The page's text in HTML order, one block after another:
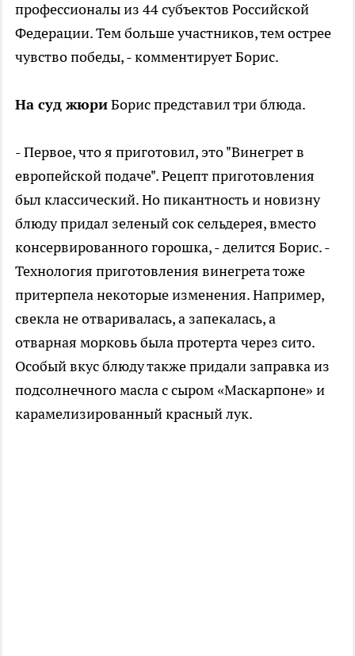
профессионалы из 44 субъектов Российской
Федерации. Тем больше участников, тем острее
чувство победы, - комментирует Борис.
На суд жюриБорис представил три блюда.
- Первое, что я приготовил, это "Винегрет в
европейской подаче". Рецепт приготовления
был классический. Но пикантность и новизну
блюду придал зеленый сок сельдерея, вместо
консервированного горошка, - делится Борис. -
Технология приготовления винегрета тоже
притерпела некоторые изменения. Например,
свекла не отваривалась, а запекалась, а
отварная морковь была протерта через сито.
Особый вкус блюду также придали заправка из
подсолнечного масла с сыром «Маскарпоне» и
карамелизированный красный лук.